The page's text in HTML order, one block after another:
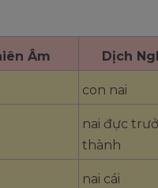
Âm Dịch
con nai
nai đực
thành
nai cái